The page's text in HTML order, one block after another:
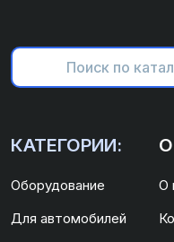
КАТЕГОРИИ:
Оборудование
Для автомобилей
О